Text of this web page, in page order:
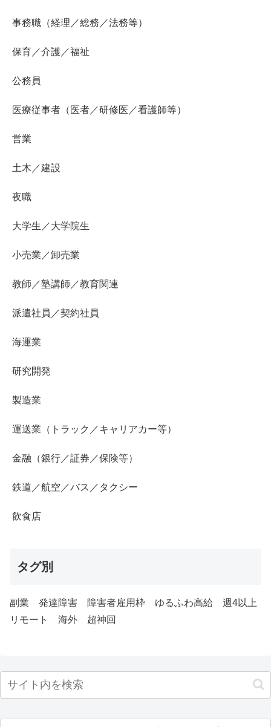
事務職（経理／総務／法務等）
保育／介護／福祉
公務員
医療従事者（医者／研修医／看護師等）
営業
土木／建設
夜職
大学生／大学院生
小売業／卸売業
教師／塾講師／教育関連
派遣社員／契約社員
海運業
研究開発
製造業
運送業（トラック／キャリアカー等）
金融（銀行／証券／保険等）
鉄道／航空／バス／タクシー
飲食店
タグ別
副業 発達障害 障害者雇用枠 ゆるふわ高給
週4以上
リモート
海外 超神回